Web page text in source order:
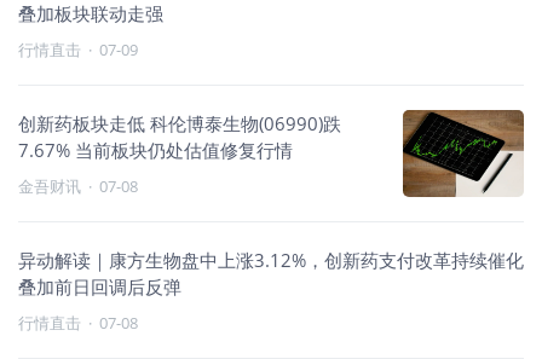
叠加板块联动走强
行情直击 · 07-09
创新药板块走低 科伦博泰生物(06990)跌
7.67% 当前板块仍处估值修复行情
金吾财讯 · 07-08
异动解读｜康方生物盘中上涨3.12%，创新药支付改革持续催化
叠加前日回调后反弹
行情直击 · 07-08